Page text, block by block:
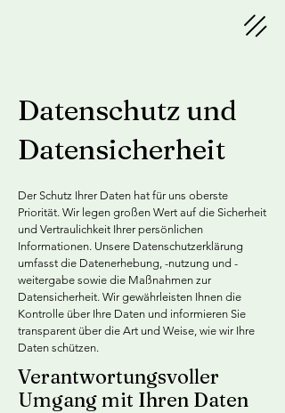
Datenschutz und
Datensicherheit
Der Schutz Ihrer Daten hat für uns oberste
Priorität. Wir legen großen Wert auf die Sicherheit
und Vertraulichkeit Ihrer persönlichen
Informationen. Unsere Datenschutzerklärung
umfasst die Datenerhebung, -nutzung und -
weitergabe sowie die Maßnahmen zur
Datensicherheit. Wir gewährleisten Ihnen die
Kontrolle über Ihre Daten und informieren Sie
transparent über die Art und Weise, wie wir Ihre
Daten schützen.
Verantwortungsvoller
Umgang mit Ihren Daten